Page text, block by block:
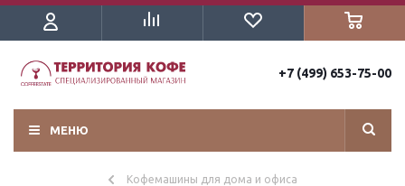
+7 (499) 653-75-00
МЕНЮ
Кофемашины для дома и офиса